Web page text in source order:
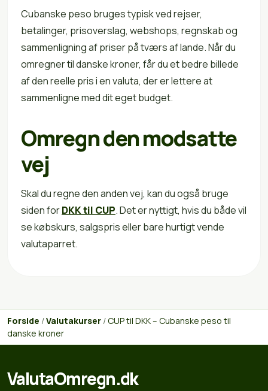
Cubanske peso bruges typisk ved rejser,
betalinger, prisoverslag, webshops, regnskab og
sammenligning af priser på tværs af lande. Når du
omregner til danske kroner, får du et bedre billede
af den reelle pris i en valuta, der er lettere at
sammenligne med dit eget budget.
Omregn den modsatte
vej
Skal du regne den anden vej, kan du også bruge
siden forDKK til CUP. Det er nyttigt, hvis du både vil
se købskurs, salgspris eller bare hurtigt vende
valutaparret.
Forside /Valutakurser /CUP til DKK – Cubanske peso til
danske kroner
ValutaOmregn.dk